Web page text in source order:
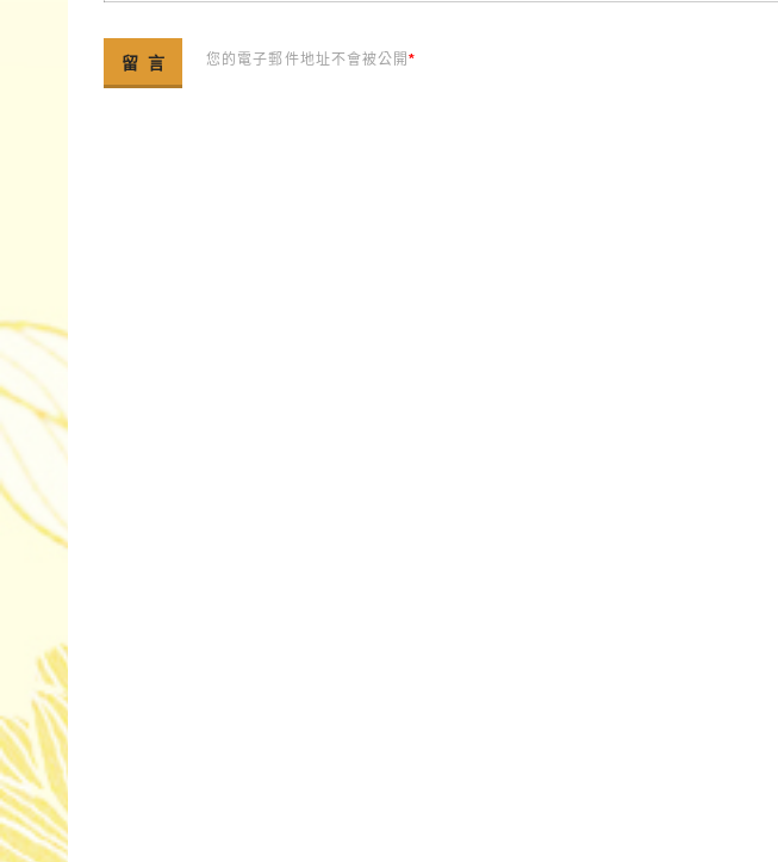
您的電子郵件地址不會被公開*